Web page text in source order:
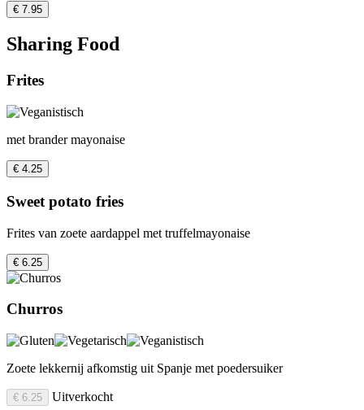
€ 7.95
Sharing Food
Frites
met brander mayonaise
€ 4.25
Sweet potato fries
Frites van zoete aardappel met truffelmayonaise
€ 6.25
Churros
Zoete lekkernij afkomstig uit Spanje met poedersuiker
€ 6.25 Uitverkocht